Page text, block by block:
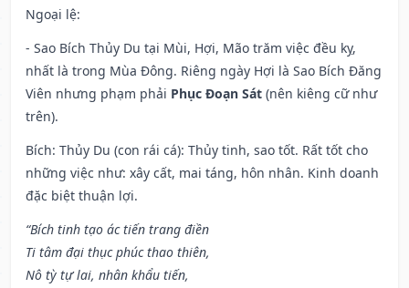
Ngoại lệ:
- Sao Bích Thủy Du tại Mùi, Hợi, Mão trăm việc đều kỵ,
nhất là trong Mùa Đông. Riêng ngày Hợi là Sao Bích Đăng
Viên nhưng phạm phải Phục Đoạn Sát (nên kiêng cữ như
trên).
Bích: Thủy Du (con rái cá): Thủy tinh, sao tốt. Rất tốt cho
những việc như: xây cất, mai táng, hôn nhân. Kinh doanh
đặc biệt thuận lợi.
“Bích tinh tạo ác tiến trang điền
Ti tâm đại thục phúc thao thiên,
Nô tỳ tự lai, nhân khẩu tiến,